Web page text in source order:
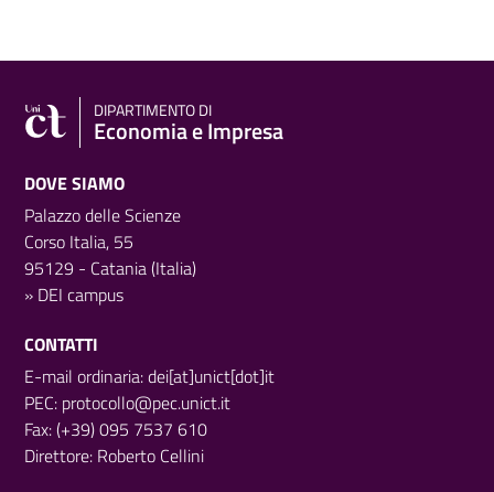
DIPARTIMENTO DI
Economia e Impresa
DOVE SIAMO
Palazzo delle Scienze
Corso Italia, 55
95129 - Catania (Italia)
» DEI campus
CONTATTI
E-mail ordinaria: dei[at]unict[dot]it
PEC: protocollo@pec.unict.it
Fax: (+39) 095 7537 610
Direttore: Roberto Cellini